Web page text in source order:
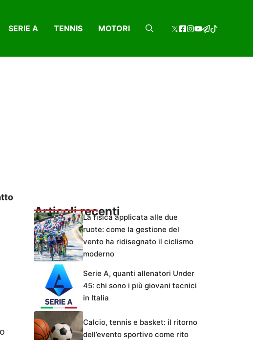
SERIE A TENNIS MOTORI
Articoli recentiLa fisica applicata alle due
ruote: come la gestione del
vento ha ridisegnato il ciclismo
moderno
Serie A, quanti allenatori Under
45: chi sono i più giovani tecnici
in Italia
Calcio, tennis e basket: il ritorno
dell’evento sportivo come rito